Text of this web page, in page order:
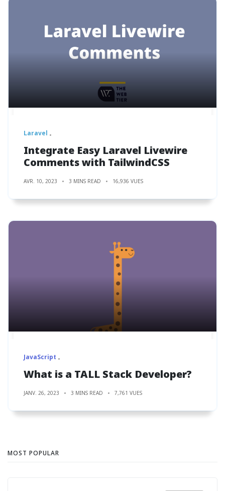
Laravel
Integrate Easy Laravel Livewire
Comments with TailwindCSS
AVR. 10, 2023 3 MINS READ 16,936 VUES
JavaScript
What is a TALL Stack Developer?
JANV. 26, 2023 3 MINS READ 7,761 VUES
MOST POPULAR